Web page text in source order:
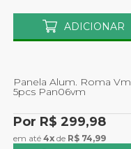
ADICIONAR
Panela Alum. Roma Vm
5pcs Pan06vm
Por R$ 299,98
em até 4x de R$ 74,99